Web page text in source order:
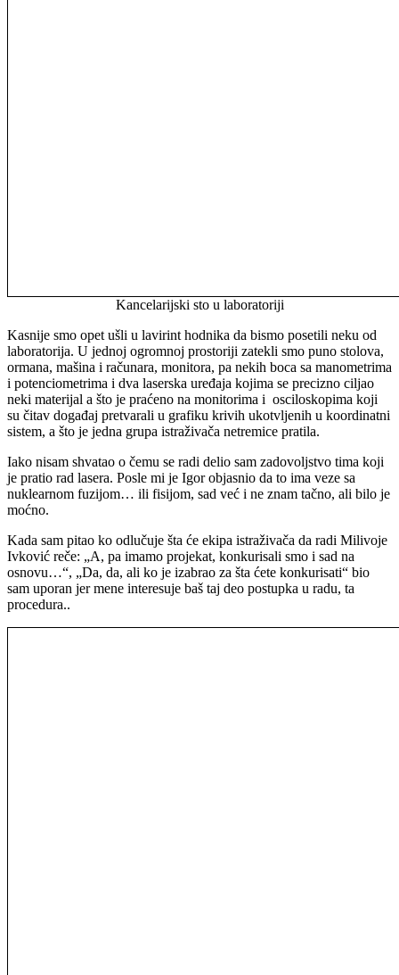
Kancelarijski sto u laboratoriji
Kasnije smo opet ušli u lavirint hodnika da bismo posetili neku od
laboratorija. U jednoj ogromnoj prostoriji zatekli smo puno stolova,
ormana, mašina i računara, monitora, pa nekih boca sa manometrima
i potenciometrima i dva laserska uređaja kojima se precizno ciljao
neki materijal a što je praćeno na monitorima i osciloskopima koji
su čitav događaj pretvarali u grafiku krivih ukotvljenih u koordinatni
sistem, a što je jedna grupa istraživača netremice pratila.
Iako nisam shvatao o čemu se radi delio sam zadovoljstvo tima koji
je pratio rad lasera. Posle mi je Igor objasnio da to ima veze sa
nuklearnom fuzijom… ili fisijom, sad već i ne znam tačno, ali bilo je
moćno.
Kada sam pitao ko odlučuje šta će ekipa istraživača da radi Milivoje
Ivković reče: „A, pa imamo projekat, konkurisali smo i sad na
osnovu…“, „Da, da, ali ko je izabrao za šta ćete konkurisati“ bio
sam uporan jer mene interesuje baš taj deo postupka u radu, ta
procedura..